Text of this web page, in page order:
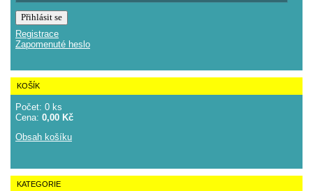
Registrace
Zapomenuté heslo
KOŠÍK
Počet: 0 ks
Cena: 0,00 Kč
Obsah košíku
KATEGORIE